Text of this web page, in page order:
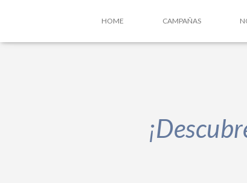
HOME CAMPAÑAS